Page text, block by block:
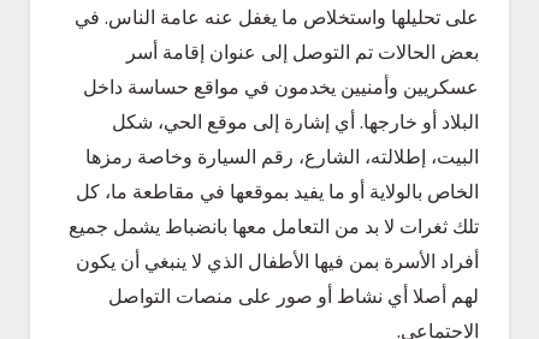
على تحليلها واستخلاص ما يغفل عنه عامة الناس. في
بعض الحالات تم التوصل إلى عنوان إقامة أسر
عسكريين وأمنيين يخدمون في مواقع حساسة داخل
البلاد أو خارجها. أي إشارة إلى موقع الحي، شكل
البيت، إطلالته، الشارع، رقم السيارة وخاصة رمزها
الخاص بالولاية أو ما يفيد بموقعها في مقاطعة ما، كل
تلك ثغرات لا بد من التعامل معها بانضباط يشمل جميع
أفراد الأسرة بمن فيها الأطفال الذي لا ينبغي أن يكون
لهم أصلا أي نشاط أو صور على منصات التواصل
الاجتماعي.